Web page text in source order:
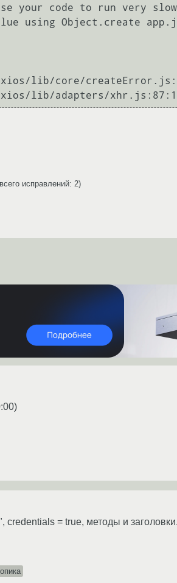
your code to run very
using Object.create
axios/lib/core/
исправлений: 2)
)
credentials = true, методы и